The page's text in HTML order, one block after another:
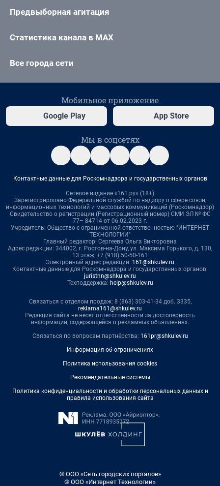
Предвыборная агитация
Статистика канала в MAX
Все города сети
Мобильное приложение
Google Play App Store
Мы в соцсетях
Контактные данные для Роскомнадзора и государственных органов
Сетевое издание «161.ру» (18+)
Зарегистрировано Федеральной службой по надзору в сфере связи,
информационных технологий и массовых коммуникаций (Роскомнадзор)
Свидетельство о регистрации (Регистрационный номер) СМИ ЭЛ № ФС
77– 84714 от 06.02.2023 г.
Учредитель: Общество с ограниченной ответственностью "ИНТЕРНЕТ
ТЕХНОЛОГИИ"
Главный редактор: Сергеева Ольга Викторовна
Адрес редакции: 344002, г. Ростов-на-Дону, ул. Максима Горького, д. 130,
13 этаж, +7 (918) 50-50-161
Электронный адрес редакции: 161@shkulev.ru
Контактные данные для Роскомнадзора и государственных органов:
juristnn@shkulev.ru
Техподдержка: help@shkulev.ru
Связаться с отделом продаж: 8 (863) 303-41-34 доб. 3335,
reklama161@shkulev.ru
Редакция сайта не несет ответственности за достоверность
информации, содержащейся в рекламных объявлениях.
Связаться по вопросам партнёрства: 161pr@shkulev.ru
Информация об ограничениях
Политика использования cookies
Рекомендательные системы
Политика конфиденциальности и обработки персональных данных и
правила использования сайта
© ООО «Сеть городских порталов»
© ООО «Интернет Технологии»